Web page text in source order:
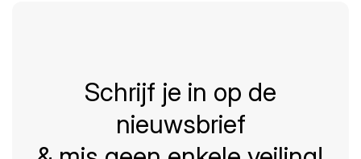
Schrijf je in op de
nieuwsbrief